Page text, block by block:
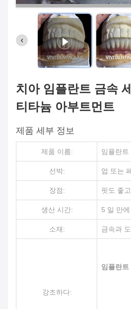
치아 임플란트 금속
티타늄 아부트먼트
제품 세부 정보
제품 이름: 임플란트
선박: 업 또는
장점: 핏도 좋
생산 시간: 5 일 만에
소재: 금속과
강조하다:
임플란트